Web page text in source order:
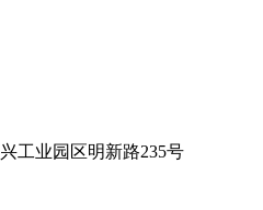
工业园区明新路235号